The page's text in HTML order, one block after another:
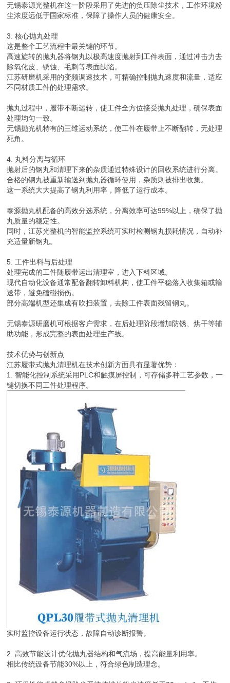
无锡泰源光整机在这一阶段采用了先进的负压除尘技术，工作环境粉
尘浓度远低于国家标准，保障了操作人员的健康安全。
3. 核心抛丸处理
这是整个工艺流程中最关键的环节。
高速旋转的抛丸器将钢丸以极高速度抛射到工件表面，通过冲击力去
除氧化皮、锈蚀、毛刺等表面缺陷。
江苏研磨机采用的变频调速技术，可精确控制抛丸速度和流量，适应
不同材质工件的处理需求。
抛丸过程中，履带不断运转，使工件全方位接受抛丸处理，确保表面
处理均匀一致。
无锡抛光机特有的三维运动系统，使工件在履带上不断翻转，无处理
死角。
4. 丸料分离与循环
抛射后的钢丸和清理下来的杂质通过特殊设计的回收系统进行分离。
合格的钢丸被重新输送到抛丸器循环使用，杂质则被排出收集。
这一系统大大提高了钢丸利用率，降低了运行成本。
泰源抛丸机配备的高效分选系统，分离效率可达99%以上，确保了抛
丸质量的稳定性。
同时，江苏光整机的智能监控系统可实时检测钢丸损耗情况，自动补
充适量新钢丸。
5. 工件出料与后处理
处理完成的工件随履带运出清理室，进入下料区域。
现代自动化设备通常配备翻转卸料机构，使工件平稳落入收集箱或输
送带，避免磕碰损伤。
部分高端机型还集成有吹扫装置，去除工件表面残留钢丸。
无锡泰源研磨机可根据客户需求，在后处理阶段增加防锈、烘干等辅
助功能，形成完整的表面处理生产线。
技术优势与创新点
江苏履带式抛丸清理机在技术创新方面具有显著优势：
1. 智能化控制系统采用PLC和触摸屏控制，可存储多种工艺参数，一
键切换不同工件处理程序。
实时监控设备运行状态，故障自动诊断报警。
2. 高效节能设计优化抛丸器结构和气流场，提高能量利用率。
相比传统设备节能30%以上，符合绿色制造理念。